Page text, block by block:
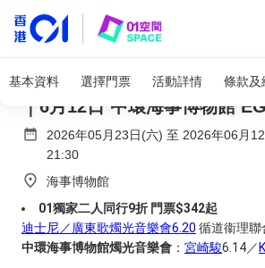
基本資料 選擇門票 活動詳情 條款及
迪士尼奇幻燭光音樂會｜01獨
｜6月12日 中環海事博物館
2026年05月23日(六) 至 2026年06月
21:30
海事博物館
01獨家二人同行9折 門票$342起
迪士尼／廣東歌燭光音樂會6.20 循道衞理聯
中環海事博物館燭光音樂會 ： 宮崎駿6.14／